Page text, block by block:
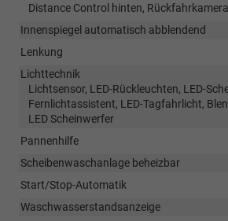
Distance Control hinten,
Innenspiegel automatisch abblendend
Lenkung
Lichttechnik
Lichtsensor, LED-Rückleuchten, LED-
Fernlichtassistent, LED-Tagfahrlicht,
LED Scheinwerfer
Pannenhilfe
Scheibenwaschanlage beheizbar
Start/Stop-Automatik
Waschwasserstandsanzeige